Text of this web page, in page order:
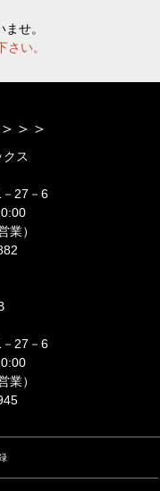
せ。
い。
＞＞
ス
27－6
業）
27－6
業）